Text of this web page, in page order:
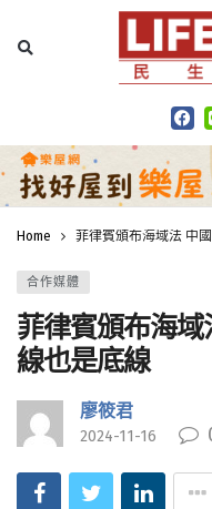
Home 菲律賓頒布海域法 中
合作媒體
菲律賓頒布海
線也是底線
廖筱君
2024-11-16